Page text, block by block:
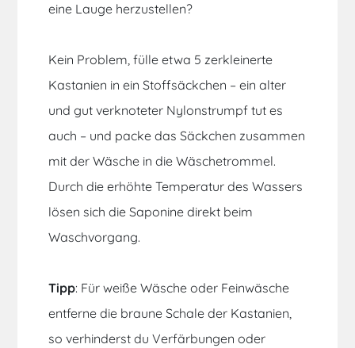
eine Lauge herzustellen?
Kein Problem, fülle etwa 5 zerkleinerte
Kastanien in ein Stoffsäckchen – ein alter
und gut verknoteter Nylonstrumpf tut es
auch – und packe das Säckchen zusammen
mit der Wäsche in die Wäschetrommel.
Durch die erhöhte Temperatur des Wassers
lösen sich die Saponine direkt beim
Waschvorgang.
Tipp: Für weiße Wäsche oder Feinwäsche
entferne die braune Schale der Kastanien,
so verhinderst du Verfärbungen oder